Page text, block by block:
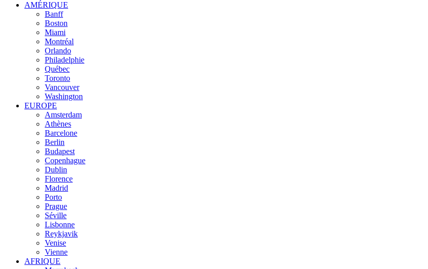
AMÉRIQUE
Banff
Boston
Miami
Montréal
Orlando
Philadelphie
Québec
Toronto
Vancouver
Washington
EUROPE
Amsterdam
Athènes
Barcelone
Berlin
Budapest
Copenhague
Dublin
Florence
Madrid
Porto
Prague
Séville
Lisbonne
Reykjavik
Venise
Vienne
AFRIQUE